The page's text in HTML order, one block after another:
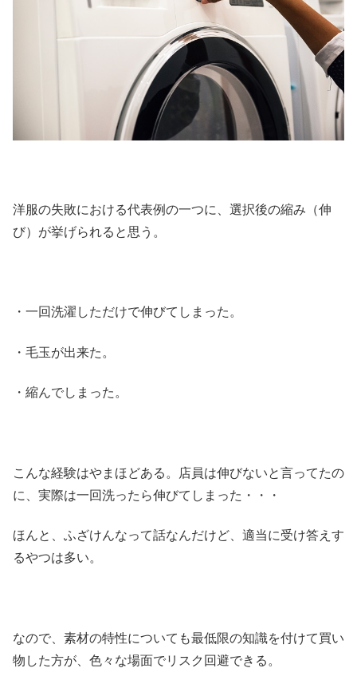
洋服の失敗における代表例の一つに、選択後の縮み（伸
び）が挙げられると思う。
・一回洗濯しただけで伸びてしまった。
・毛玉が出来た。
・縮んでしまった。
こんな経験はやまほどある。店員は伸びないと言ってたの
に、実際は一回洗ったら伸びてしまった・・・
ほんと、ふざけんなって話なんだけど、適当に受け答えす
るやつは多い。
なので、素材の特性についても最低限の知識を付けて買い
物した方が、色々な場面でリスク回避できる。